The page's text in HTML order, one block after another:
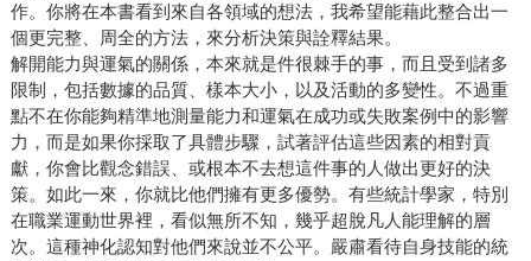
作。你將在本書看到來自各領域的想法，我希望能藉此整合出一
個更完整、周全的方法，來分析決策與詮釋結果。
解開能力與運氣的關係，本來就是件很棘手的事，而且受到諸多
限制，包括數據的品質、樣本大小，以及活動的多變性。不過重
點不在你能夠精準地測量能力和運氣在成功或失敗案例中的影響
力，而是如果你採取了具體步驟，試著評估這些因素的相對貢
獻，你會比觀念錯誤、或根本不去想這件事的人做出更好的決
策。如此一來，你就比他們擁有更多優勢。有些統計學家，特別
在職業運動世界裡，看似無所不知，幾乎超脫凡人能理解的層
次。這種神化認知對他們來說並不公平。嚴肅看待自身技能的統